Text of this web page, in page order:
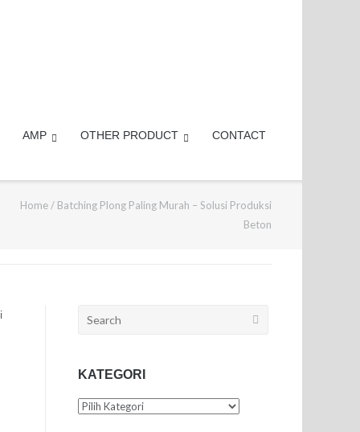
AMP OTHER PRODUCT CONTACT
Home / Batching Plong Paling Murah – Solusi Produksi
Beton
Search
KATEGORI
Kategori